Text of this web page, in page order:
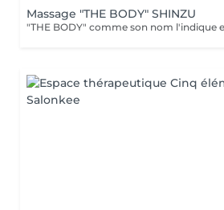
Massage "THE BODY" SHINZU